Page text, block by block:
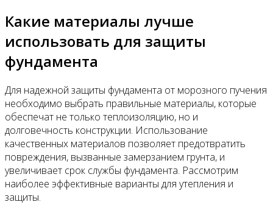
Какие материалы лучше
использовать для защиты
фундамента
Для надежной защиты фундамента от морозного пучения
необходимо выбрать правильные материалы, которые
обеспечат не только теплоизоляцию, но и
долговечность конструкции. Использование
качественных материалов позволяет предотвратить
повреждения, вызванные замерзанием грунта, и
увеличивает срок службы фундамента. Рассмотрим
наиболее эффективные варианты для утепления и
защиты.